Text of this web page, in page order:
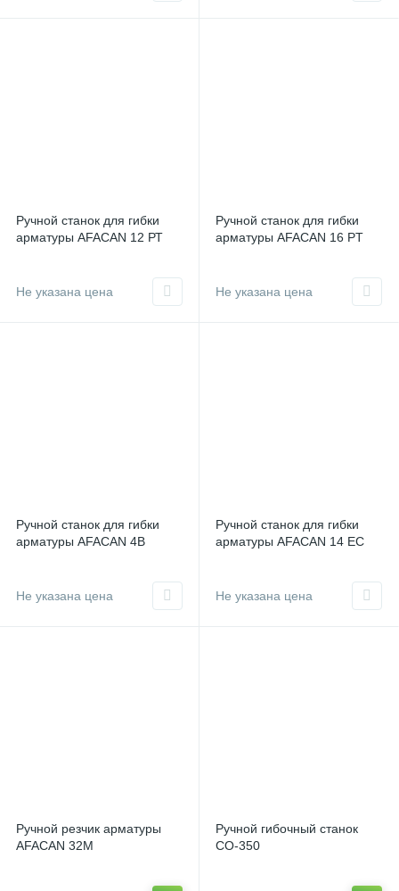
Ручной станок для гибки
арматуры AFACAN 12 РТ
Не указана цена
Ручной станок для гибки
арматуры AFACAN 16 PT
Не указана цена
Ручной станок для гибки
арматуры AFACAN 4В
Не указана цена
Ручной станок для гибки
арматуры AFACAN 14 EC
Не указана цена
Ручной резчик арматуры
AFACAN 32М
Ручной гибочный станок
СО-350